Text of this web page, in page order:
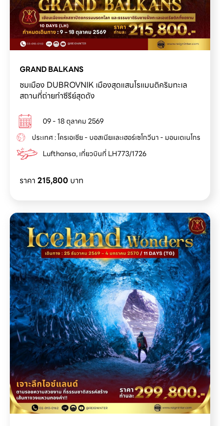
GRAND BALKANS
ชมเมือง DUBROVNIK เมืองสุดแสนโรแมนติคริมทะเล
สถานที่ถ่ายทำซีรีย์สุดดัง
09 - 18 ตุลาคม 2569
ประเทศ : โครเอเชีย - บอสเนียและเฮอร์เซโกวีนา - มอนเตเนโกร
Lufthansa, เที่ยวบินที่ LH773/1726
ราคา 215,800 บาท